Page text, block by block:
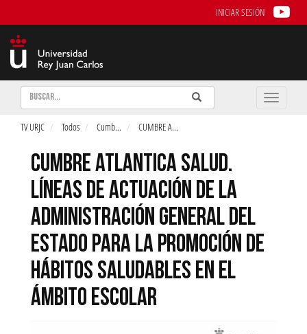
INICIAR SESIÓN
Buscar Enviar
Buscar
Toggle
TV URJC Todos Cumb... CUMBRE A...
CUMBRE ATLANTICA SALUD.
LÍNEAS DE ACTUACIÓN DE LA
ADMINISTRACIÓN GENERAL DEL
ESTADO PARA LA PROMOCIÓN DE
HÁBITOS SALUDABLES EN EL
ÁMBITO ESCOLAR